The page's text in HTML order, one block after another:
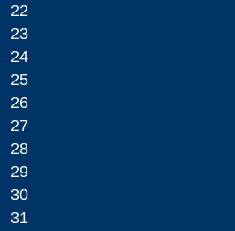
22
23
24
25
26
27
28
29
30
31